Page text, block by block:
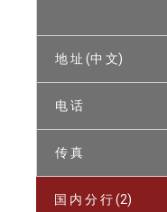
地 址 (中 文)
电 话
传 真
国 内 分 行 (2)